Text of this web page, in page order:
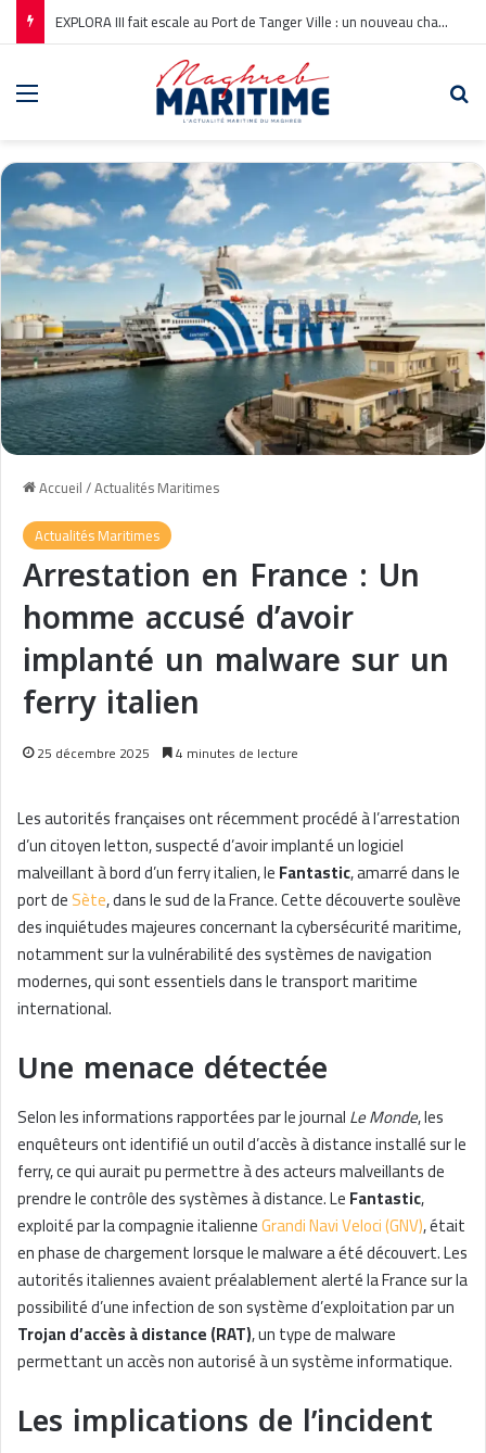
EXPLORA III fait escale au Port de Tanger Ville : un nouveau chapitre pour la croisière en Méditerranée
Accueil/Actualités Maritimes
Actualités Maritimes
Arrestation en France : Un
homme accusé d’avoir
implanté un malware sur un
ferry italien
25 décembre 2025 4 minutes de lecture
Les autorités françaises ont récemment procédé à l’arrestation
d’un citoyen letton, suspecté d’avoir implanté un logiciel
malveillant à bord d’un ferry italien, leFantastic, amarré dans le
port deSète, dans le sud de la France. Cette découverte soulève
des inquiétudes majeures concernant la cybersécurité maritime,
notamment sur la vulnérabilité des systèmes de navigation
modernes, qui sont essentiels dans le transport maritime
international.
Une menace détectée
Selon les informations rapportées par le journalLe Monde, les
enquêteurs ont identifié un outil d’accès à distance installé sur le
ferry, ce qui aurait pu permettre à des acteurs malveillants de
prendre le contrôle des systèmes à distance. LeFantastic,
exploité par la compagnie italienneGrandi Navi Veloci (GNV), était
en phase de chargement lorsque le malware a été découvert. Les
autorités italiennes avaient préalablement alerté la France sur la
possibilité d’une infection de son système d’exploitation par un
Trojan d’accès à distance (RAT), un type de malware
permettant un accès non autorisé à un système informatique.
Les implications de l’incident